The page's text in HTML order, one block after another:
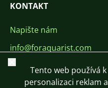
KONTAKT
Napište nám
info@foraquarist.com
+420 603 449 602
Zavřít
Tento web používá
personalizaci reklam